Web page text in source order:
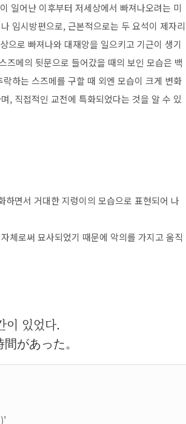
일어난 이후부터 저세상에서 빠져나오려는 미
임시방편으로, 근본적으로는 두 요석이 제자리
으로 빠져나와 대재앙을 일으키고 기근이 생기
즈메의 뒷문으로 들어갔을 때의 보인 모습은 백
하는 스즈메를 구할 때 외엔 모습이 크게 변화
, 직접적인 교전에 특화되었다는 것을 알 수 있
면서 거대한 지렁이의 모습으로 표현되어 나
체로써 묘사되었기 때문에 악의를 가지고 움직
이 있었다.
があった。